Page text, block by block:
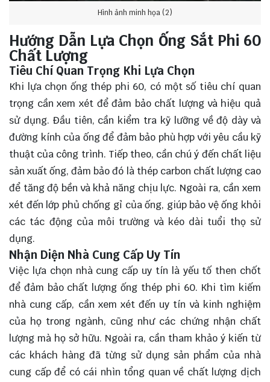
Hình ảnh minh họa (2)
Hướng Dẫn Lựa Chọn Ống Sắt Phi 60
Chất Lượng
Tiêu Chí Quan Trọng Khi Lựa Chọn
Khi lựa chọn ống thép phi 60, có một số tiêu chí quan
trọng cần xem xét để đảm bảo chất lượng và hiệu quả
sử dụng. Đầu tiên, cần kiểm tra kỹ lưỡng về độ dày và
đường kính của ống để đảm bảo phù hợp với yêu cầu kỹ
thuật của công trình. Tiếp theo, cần chú ý đến chất liệu
sản xuất ống, đảm bảo đó là thép carbon chất lượng cao
để tăng độ bền và khả năng chịu lực. Ngoài ra, cần xem
xét đến lớp phủ chống gỉ của ống, giúp bảo vệ ống khỏi
các tác động của môi trường và kéo dài tuổi thọ sử
dụng.
Nhận Diện Nhà Cung Cấp Uy Tín
Việc lựa chọn nhà cung cấp uy tín là yếu tố then chốt
để đảm bảo chất lượng ống thép phi 60. Khi tìm kiếm
nhà cung cấp, cần xem xét đến uy tín và kinh nghiệm
của họ trong ngành, cũng như các chứng nhận chất
lượng mà họ sở hữu. Ngoài ra, cần tham khảo ý kiến từ
các khách hàng đã từng sử dụng sản phẩm của nhà
cung cấp để có cái nhìn tổng quan về chất lượng dịch